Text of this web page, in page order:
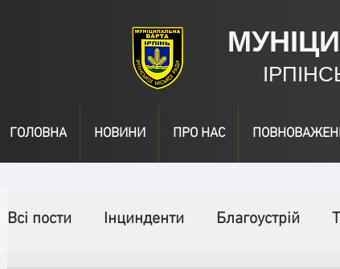
ГОЛОВНА НОВИНИ ПРО НАС
Всі пости Інцинденти Благоустрій